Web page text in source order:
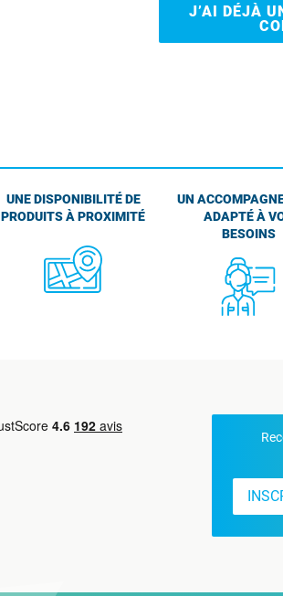
J’AI DÉJÀ
UNE DISPONIBILITÉ DE
PRODUITS À PROXIMITÉ
UN
ADAPTÉ À
BESOINS